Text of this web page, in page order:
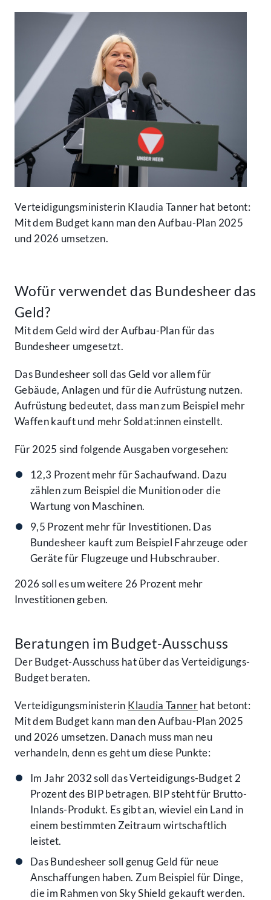
Verteidigungsministerin Klaudia Tanner hat betont:
Mit dem Budget kann man den Aufbau-Plan 2025
und 2026 umsetzen.
Wofür verwendet das Bundesheer das
Geld?
Mit dem Geld wird der Aufbau-Plan für das
Bundesheer umgesetzt.
Das Bundesheer soll das Geld vor allem für
Gebäude, Anlagen und für die Aufrüstung nutzen.
Aufrüstung bedeutet, dass man zum Beispiel mehr
Waffen kauft und mehr Soldat:innen einstellt.
Für 2025 sind folgende Ausgaben vorgesehen:
12,3 Prozent mehr für Sachaufwand. Dazu
zählen zum Beispiel die Munition oder die
Wartung von Maschinen.
9,5 Prozent mehr für Investitionen. Das
Bundesheer kauft zum Beispiel Fahrzeuge oder
Geräte für Flugzeuge und Hubschrauber.
2026 soll es um weitere 26 Prozent mehr
Investitionen geben.
Beratungen im Budget-Ausschuss
Der Budget-Ausschuss hat über das Verteidigungs-
Budget beraten.
Verteidigungsministerin Klaudia Tannerhat betont:
Mit dem Budget kann man den Aufbau-Plan 2025
und 2026 umsetzen. Danach muss man neu
verhandeln, denn es geht um diese Punkte:
Im Jahr 2032 soll das Verteidigungs-Budget 2
Prozent des BIP betragen. BIP steht für Brutto-
Inlands-Produkt. Es gibt an, wieviel ein Land in
einem bestimmten Zeitraum wirtschaftlich
leistet.
Das Bundesheer soll genug Geld für neue
Anschaffungen haben. Zum Beispiel für Dinge,
die im Rahmen von Sky Shield gekauft werden.